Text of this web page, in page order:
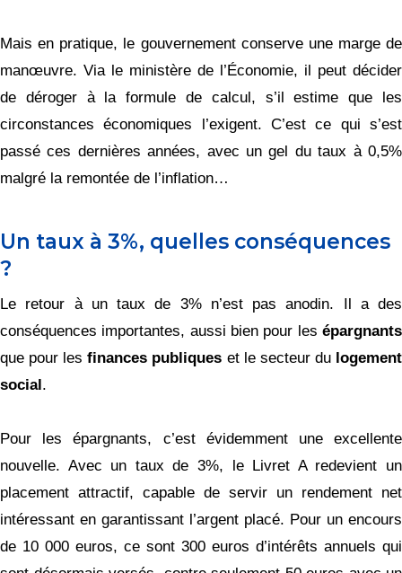
Mais en pratique, le gouvernement conserve une marge de
manœuvre. Via le ministère de l’Économie, il peut décider
de déroger à la formule de calcul, s’il estime que les
circonstances économiques l’exigent. C’est ce qui s’est
passé ces dernières années, avec un gel du taux à 0,5%
malgré la remontée de l’inflation…
Un taux à 3%, quelles conséquences
?
Le retour à un taux de 3% n’est pas anodin. Il a des
conséquences importantes, aussi bien pour les épargnants
que pour lesfinances publiques et le secteur du logement
social .
Pour les épargnants, c’est évidemment une excellente
nouvelle. Avec un taux de 3%, le Livret A redevient un
placement attractif, capable de servir un rendement net
intéressant en garantissant l’argent placé. Pour un encours
de 10 000 euros, ce sont 300 euros d’intérêts annuels qui